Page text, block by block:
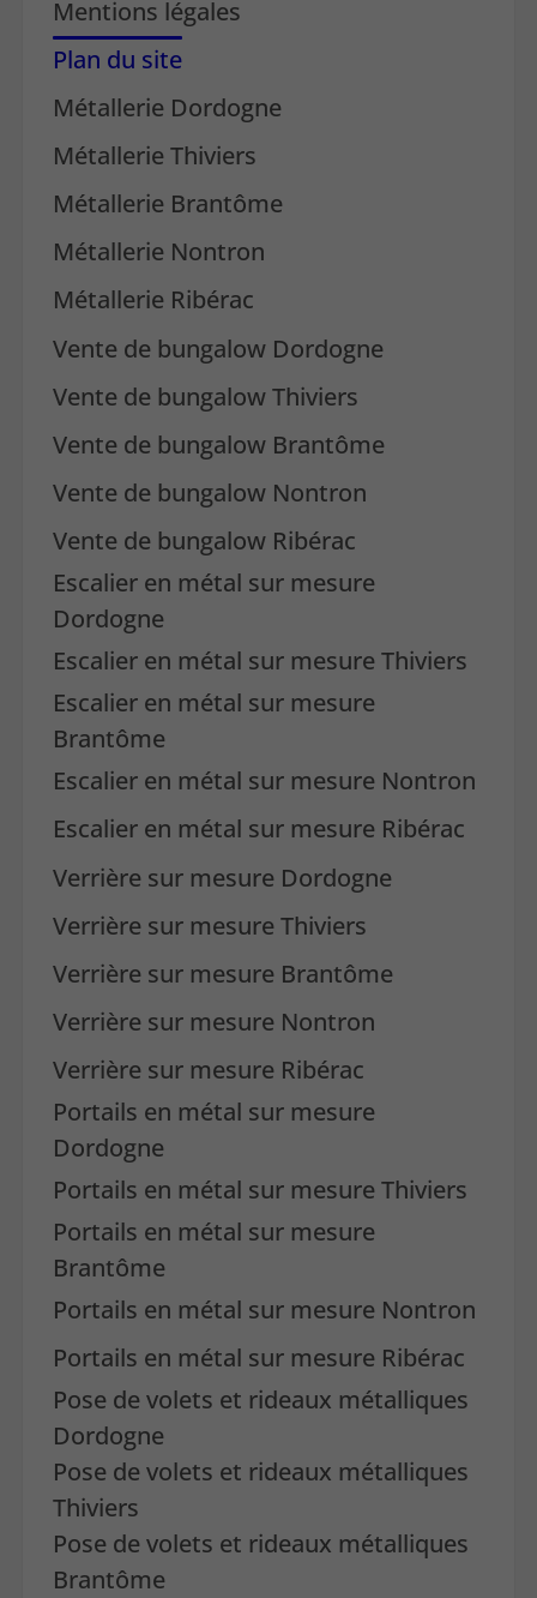
Mentions légales
Plan du site
Métallerie Dordogne
Métallerie Thiviers
Métallerie Brantôme
Métallerie Nontron
Métallerie Ribérac
Vente de bungalow Dordogne
Vente de bungalow Thiviers
Vente de bungalow Brantôme
Vente de bungalow Nontron
Vente de bungalow Ribérac
Escalier en métal sur mesure
Dordogne
Escalier en métal sur mesure Thiviers
Escalier en métal sur mesure
Brantôme
Escalier en métal sur mesure Nontron
Escalier en métal sur mesure Ribérac
Verrière sur mesure Dordogne
Verrière sur mesure Thiviers
Verrière sur mesure Brantôme
Verrière sur mesure Nontron
Verrière sur mesure Ribérac
Portails en métal sur mesure
Dordogne
Portails en métal sur mesure Thiviers
Portails en métal sur mesure
Brantôme
Portails en métal sur mesure Nontron
Portails en métal sur mesure Ribérac
Pose de volets et rideaux métalliques
Dordogne
Pose de volets et rideaux métalliques
Thiviers
Pose de volets et rideaux métalliques
Brantôme